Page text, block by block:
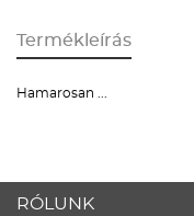
Termékleírás
Hamarosan ...
RÓLUNK